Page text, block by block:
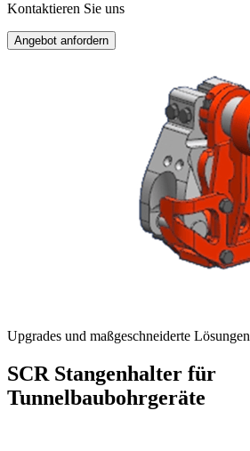
Kontaktieren Sie uns
Angebot anfordern
Upgrades und maßgeschneiderte Lösungen
SCR Stangenhalter für
Tunnelbaubohrgeräte